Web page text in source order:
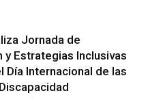
Jornada de
y Estrategias Inclusivas
Día Internacional de las